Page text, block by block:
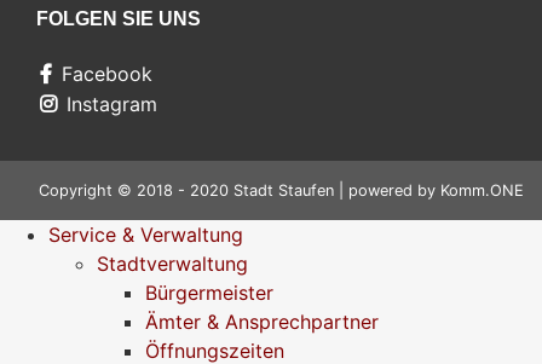
FOLGEN SIE UNS
Facebook
Instagram
Copyright © 2018 - 2020 Stadt Staufen | powered by Komm.ONE
Service & Verwaltung
Stadtverwaltung
Bürgermeister
Ämter & Ansprechpartner
Öffnungszeiten